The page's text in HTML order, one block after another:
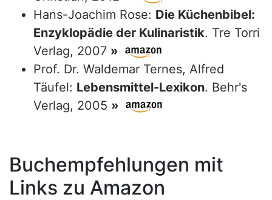
Hans-Joachim Rose: Die Küchenbibel:
Enzyklopädie der Kulinaristik. Tre Torri
Verlag, 2007 »
Prof. Dr. Waldemar Ternes, Alfred
Täufel: Lebensmittel-Lexikon. Behr's
Verlag, 2005 »
Buchempfehlungen mit
Links zu Amazon